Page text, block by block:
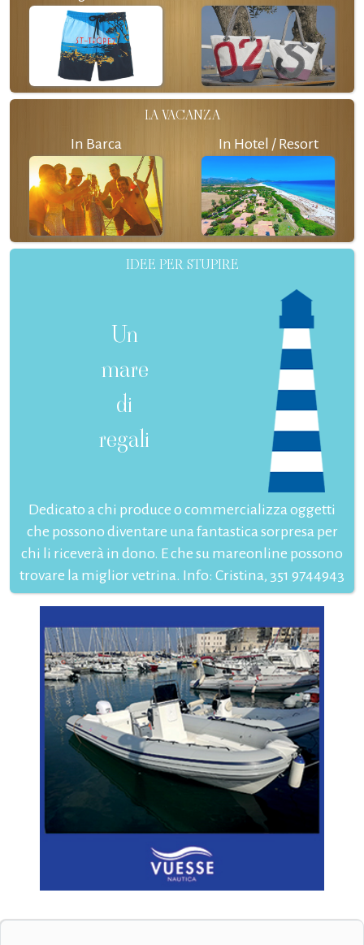
LA VACANZA
In Barca In Hotel / Resort
IDEE PER STUPIRE
Un
mare
di
regali
Dedicato a chi produce o commercializza oggetti
che possono diventare una fantastica sorpresa per
chi li riceverà in dono. E che su mareonline possono
trovare la miglior vetrina. Info: Cristina, 351 9744943